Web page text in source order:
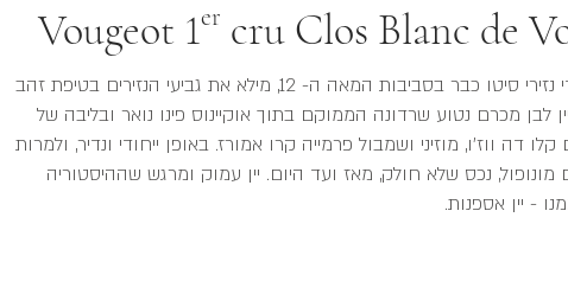
Vougeot 1er cru Clos Blanc de
הכרם, שננטע בלבן על ידי נזירי סיטו כבר בסביבות המאה ה- 12, מילא את גביעי הנזירים בטיפת זהב
לבן מכרם נטוע שרדונה הממוקם בתוך אוקיינוס פינו נואר ובליבה של
דה ווז'ו, מוזיני ושמבול פרמייה קרו אמורז. באופן ייחודי ונדיר, ולמרות
הכרם מונופול, נכס שלא חולק, מאז ועד היום. יין עמוק ומרגש שההיסטוריה
- יין אספנות.